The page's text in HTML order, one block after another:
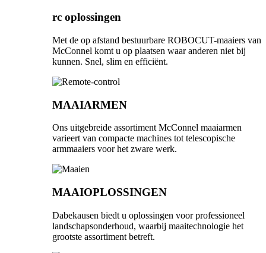
rc oplossingen
Met de op afstand bestuurbare ROBOCUT-maaiers van
McConnel komt u op plaatsen waar anderen niet bij
kunnen. Snel, slim en efficiënt.
MAAIARMEN
Ons uitgebreide assortiment McConnel maaiarmen
varieert van compacte machines tot telescopische
armmaaiers voor het zware werk.
MAAIOPLOSSINGEN
Dabekausen biedt u oplossingen voor professioneel
landschapsonderhoud, waarbij maaitechnologie het
grootste assortiment betreft.